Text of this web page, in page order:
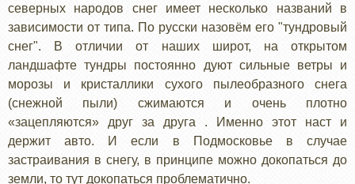
северных народов снег имеет несколько названий в
зависимости от типа. По русски назовём его "тундровый
снег". В отличии от наших широт, на открытом
ландшафте тундры постоянно дуют сильные ветры и
морозы и кристаллики сухого пылеобразного снега
(снежной пыли) сжимаются и очень плотно
«зацепляются» друг за друга . Именно этот наст и
держит авто. И если в Подмосковье в случае
застраивания в снегу, в принципе можно докопаться до
земли, то тут докопаться проблематично.